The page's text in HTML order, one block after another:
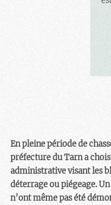
En pleine période de
préfecture du Tarn a
administrative visant les
déterrage ou piégeage.
n’ont même pas été